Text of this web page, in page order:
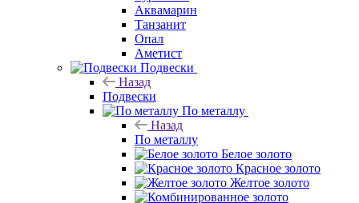
Аквамарин
Танзанит
Опал
Аметист
Подвески
Назад
Подвески
По металлу
Назад
По металлу
Белое золото
Красное золото
Желтое золото